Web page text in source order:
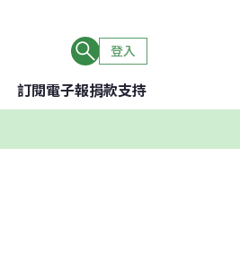
登入
訂閱電子報捐款支持